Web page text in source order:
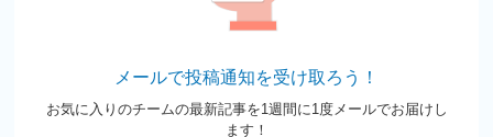
メールで投稿通知を受け取ろう！
お気に入りのチームの最新記事を1週間に1度メールでお届けし
ます！